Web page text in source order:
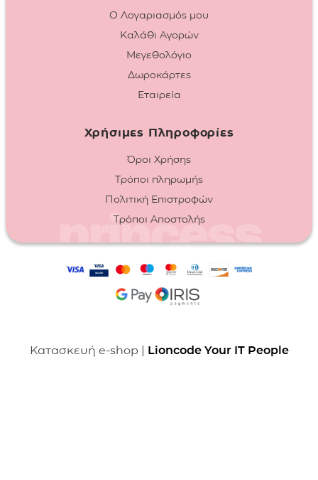
Ο Λογαριασμός μου
Καλάθι Αγορών
Μεγεθολόγιο
Δωροκάρτες
Εταιρεία
Χρήσιμες Πληροφορίες
Όροι Χρήσης
Τρόποι πληρωμής
Πολιτική Επιστροφών
Τρόποι Αποστολής
Κατασκευή e-shop | Lioncode Your IT People